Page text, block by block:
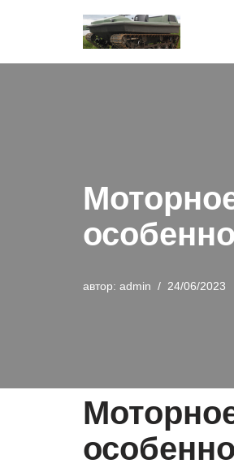
к
автор: admin 24/06/2023